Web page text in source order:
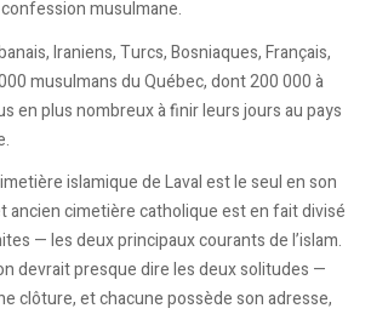
musulmane.
Iraniens, Turcs, Bosniaques, Français,
musulmans du Québec, dont 200 000 à
en plus nombreux à finir leurs jours au pays
islamique de Laval est le seul en son
ancien cimetière catholique est en fait divisé
— les deux principaux courants de l’islam.
devrait presque dire les deux solitudes —
clôture, et chacune possède son adresse,